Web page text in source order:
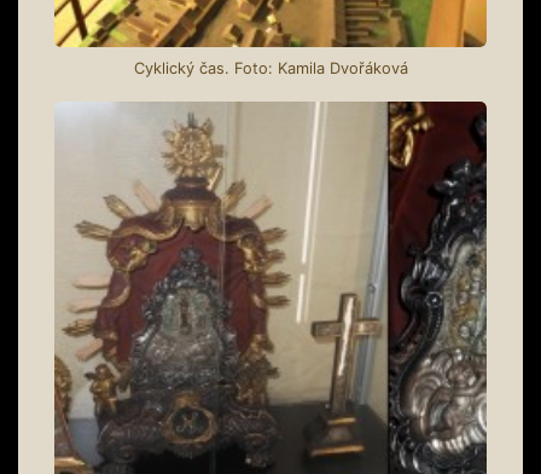
Cyklický čas. Foto: Kamila Dvořáková